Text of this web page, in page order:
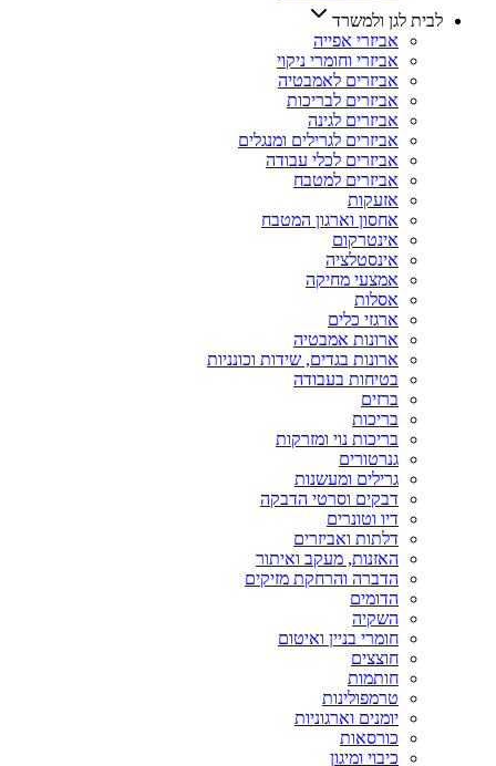
לבית לגן ולמשרד
אביזרי אפייה
אביזרי וחומרי ניקוי
אביזרים לאמבטיה
אביזרים לבריכות
אביזרים לגינה
אביזרים לגרילים ומנגלים
אביזרים לכלי עבודה
אביזרים למטבח
אזעקות
אחסון וארגון המטבח
אינטרקום
אינסטלציה
אמצעי מחיקה
אסלות
ארגזי כלים
ארונות אמבטיה
ארונות בגדים, שידות וכונניות
בטיחות בעבודה
ברזים
בריכות
בריכות נוי ומזרקות
גנרטורים
גרילים ומעשנות
דבקים וסרטי הדבקה
דיו וטונרים
דלתות ואביזרים
האזנות, מעקב ואיתור
הדברה והרחקת מזיקים
הדומים
השקיה
חומרי בניין ואיטום
חוצצים
חותמות
טרמפולינות
יומנים וארגוניות
כורסאות
כיבוי ומיגון